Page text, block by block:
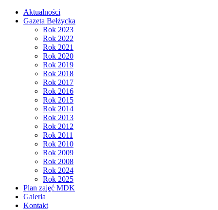
Aktualności
Gazeta Bełżycka
Rok 2023
Rok 2022
Rok 2021
Rok 2020
Rok 2019
Rok 2018
Rok 2017
Rok 2016
Rok 2015
Rok 2014
Rok 2013
Rok 2012
Rok 2011
Rok 2010
Rok 2009
Rok 2008
Rok 2024
Rok 2025
Plan zajęć MDK
Galeria
Kontakt